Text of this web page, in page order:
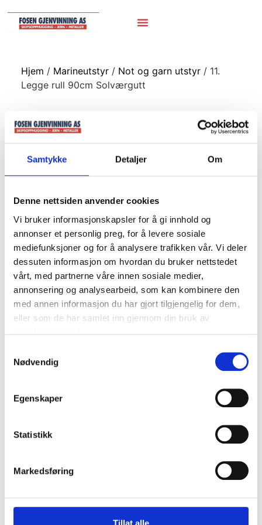
Samtykke Detaljer Om
Denne nettsiden anvender cookies
Vi bruker informasjonskapsler for å gi innhold og
annonser et personlig preg, for å levere sosiale
mediefunksjoner og for å analysere trafikken vår. Vi deler
dessuten informasjon om hvordan du bruker nettstedet
vårt, med partnerne våre innen sosiale medier,
annonsering og analysearbeid, som kan kombinere den
med annen informasjon du har gjort tilgjengelig for dem,
eller som de har samlet inn gjennom din bruk av
Nødvendig
Egenskaper
Statistikk
Markedsføring
Hjem / Marineutstyr/ Not og garn utstyr/ 11.
Legge rull 90cm Solværgutt
11. Legge rull 90cm
Solværgutt